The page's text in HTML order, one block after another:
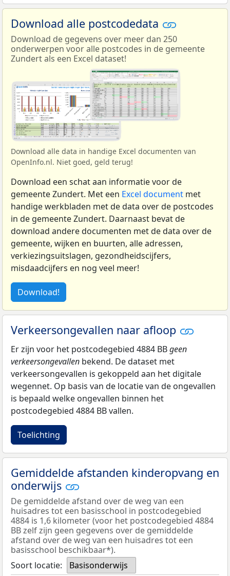
Download alle postcodedata
Download de gegevens over meer dan 250
onderwerpen voor alle postcodes in de gemeente
Zundert als een Excel dataset!
Download alle data in handige Excel documenten van
OpenInfo.nl. Niet goed, geld terug!
Download een schat aan informatie voor de
gemeente Zundert. Met een Excel document met
handige werkbladen met de data over de postcodes
in de gemeente Zundert. Daarnaast bevat de
download andere documenten met de data over de
gemeente, wijken en buurten, alle adressen,
verkiezingsuitslagen, gezondheidscijfers,
misdaadcijfers en nog veel meer!
Download!
Verkeersongevallen naar afloop
Er zijn voor het postcodegebied 4884 BBgeen
verkeersongevallen bekend. De dataset met
verkeersongevallen is gekoppeld aan het digitale
wegennet. Op basis van de locatie van de ongevallen
is bepaald welke ongevallen binnen het
postcodegebied 4884 BB vallen.
Toelichting
Gemiddelde afstanden kinderopvang en
onderwijs
De gemiddelde afstand over de weg van een
huisadres tot een basisschool in postcodegebied
4884 is 1,6 kilometer (voor het postcodegebied 4884
BB zelf zijn geen gegevens over de gemiddelde
afstand over de weg van een huisadres tot een
basisschool beschikbaar*).
Soort locatie:
Basisonderwijs